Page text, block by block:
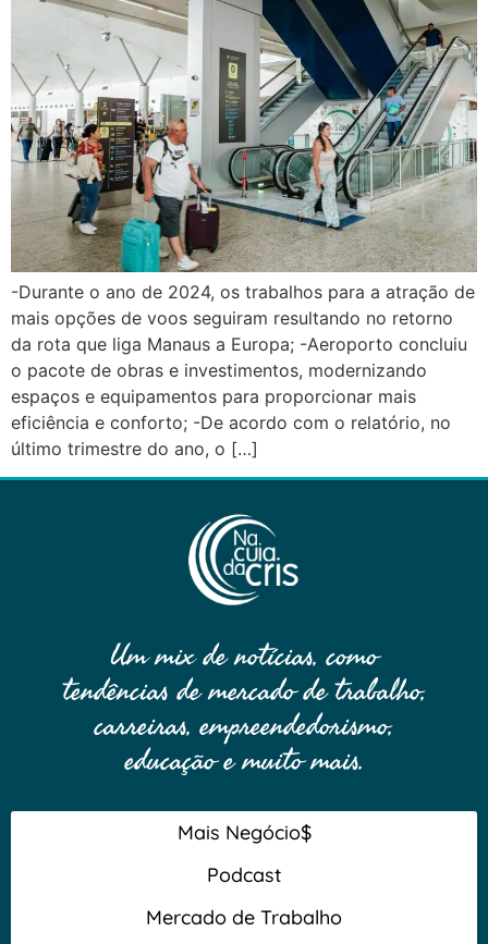
-Durante o ano de 2024, os trabalhos para a atração de
mais opções de voos seguiram resultando no retorno
da rota que liga Manaus a Europa; -Aeroporto concluiu
o pacote de obras e investimentos, modernizando
espaços e equipamentos para proporcionar mais
eficiência e conforto; -De acordo com o relatório, no
último trimestre do ano, o […]
Um mix de notícias, como
tendências de mercado de trabalho,
carreiras, empreendedorismo,
educação e muito mais.
Mais Negócio$
Podcast
Mercado de Trabalho